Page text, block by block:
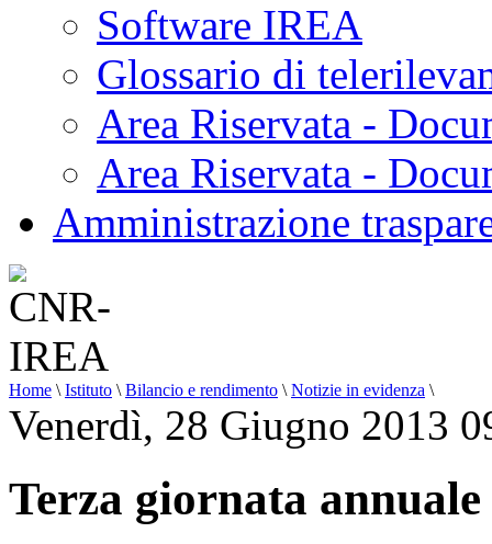
Software IREA
Glossario di
Area Riservata -
Area Riservata -
Amministrazione
Home \ Istituto \ Bilancio e rendimento \ Notizie in evidenza \
Venerdì, 28 Giugno 2013
Terza giornata